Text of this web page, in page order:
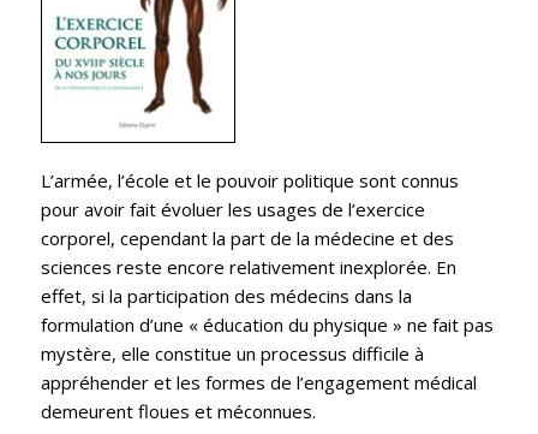
L’armée, l’école et le pouvoir politique sont connus
pour avoir fait évoluer les usages de l’exercice
corporel, cependant la part de la médecine et des
sciences reste encore relativement inexplorée. En
effet, si la participation des médecins dans la
formulation d’une « éducation du physique » ne fait pas
mystère, elle constitue un processus difficile à
appréhender et les formes de l’engagement médical
demeurent floues et méconnues.